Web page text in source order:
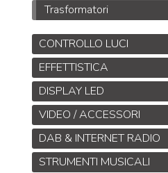
Trasformatori
CONTROLLO LUCI
EFFETTISTICA
DISPLAY LED
VIDEO / ACCESSORI
DAB & INTERNET RADIO
STRUMENTI MUSICALI